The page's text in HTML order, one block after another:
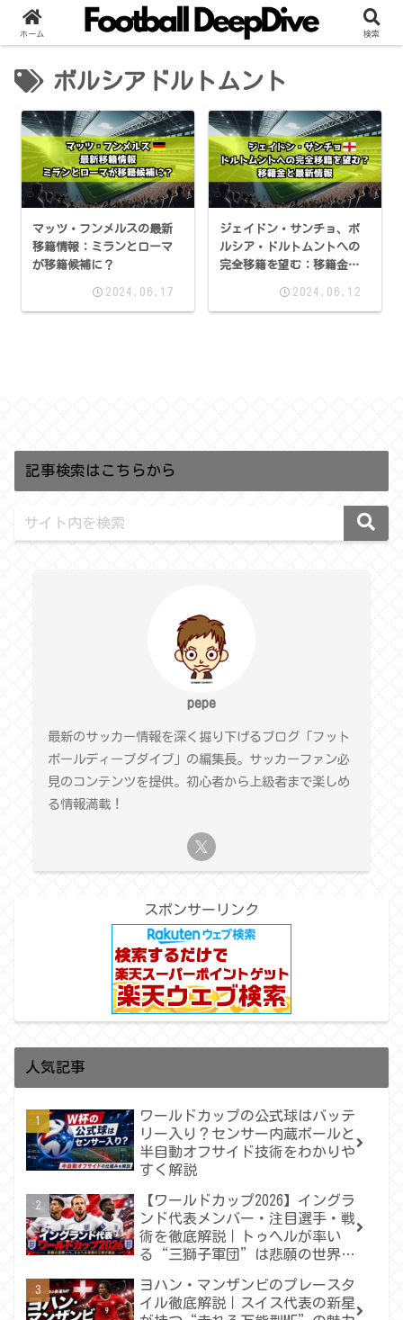
ボルシアドルトムント
マッツ・フンメルスの最新
移籍情報：ミランとローマ
が移籍候補に？
2024.06.17
ジェイドン・サンチョ、ボ
ルシア・ドルトムントへの
完全移籍を望む：移籍金と
2024.06.12
記事検索はこちらから
pepe
最新のサッカー情報を深く掘り下げるブログ「フット
ボールディープダイブ」の編集長。サッカーファン必
見のコンテンツを提供。初心者から上級者まで楽しめ
る情報満載！
スポンサーリンク
人気記事
ワールドカップの公式球はバッテ
リー入り？センサー内蔵ボールと
半自動オフサイド技術をわかりや
すく解説
【ワールドカップ2026】イングラ
ンド代表メンバー・注目選手・戦
術を徹底解説｜トゥヘルが率い
る“三獅子軍団”は悲願の世界一
ヨハン・マンザンビのプレースタ
イル徹底解説｜スイス代表の新星
ホーム 検索